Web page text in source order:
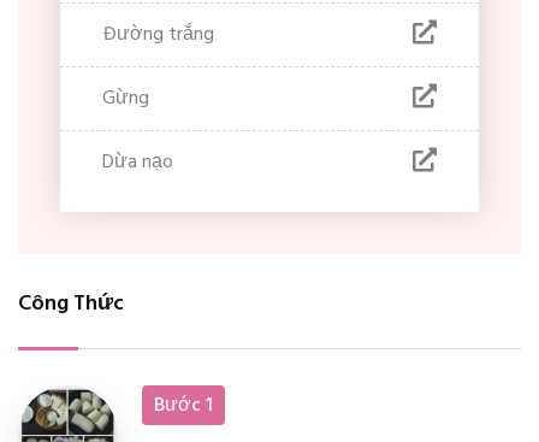
Đường trắng
Gừng
Dừa nạo
Công Thức
Bước 1